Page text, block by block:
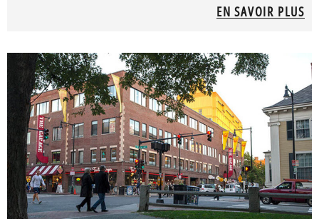
EN SAVOIR PLUS